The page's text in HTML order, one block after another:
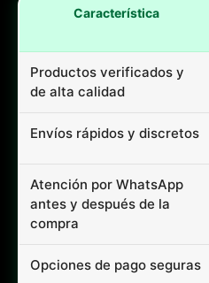
Característica
Productos verificados y
de alta calidad
Envíos rápidos y discretos
Atención por WhatsApp
antes y después de la
compra
Opciones de pago seguras